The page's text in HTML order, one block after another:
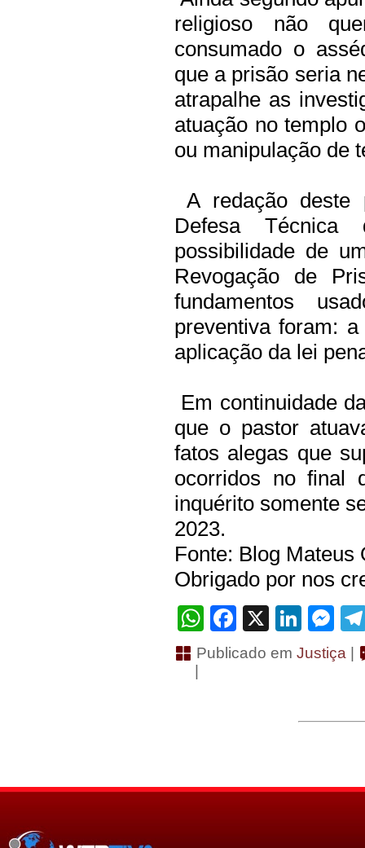
religioso não
consumado o
que a prisão seria
atrapalhe as
atuação no templo
ou manipulação de
A redação deste
Defesa
possibilidade de
Revogação de
fundamentos
preventiva foram:
aplicação da lei
Em continuidade
que o pastor
fatos alegas que
ocorridos no final
inquérito somente
2023.
Fonte: Blog Mateus
Obrigado por nos
WhatsApp
Facebook
X
Publicado em Justiça |